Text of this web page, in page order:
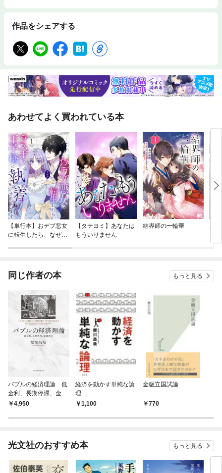
作品をシェアする
あわせてよく買われている本
【単行本】おデブ悪女
に転生したら、なぜか
【タテヨミ】あなたは
もういりません
結界師の一輪華
バ
今
同じ作者の本 もっと見る
バブルの経済理論 低
金利、長期停滞、金融
劣化4,950
経済を動かす単純な論
理
1,100
金融立国試論
770
光文社のおすすめ本 もっと見る